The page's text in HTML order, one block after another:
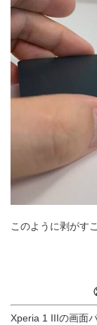
このように剥がす
Xperia 1 IIIの画面